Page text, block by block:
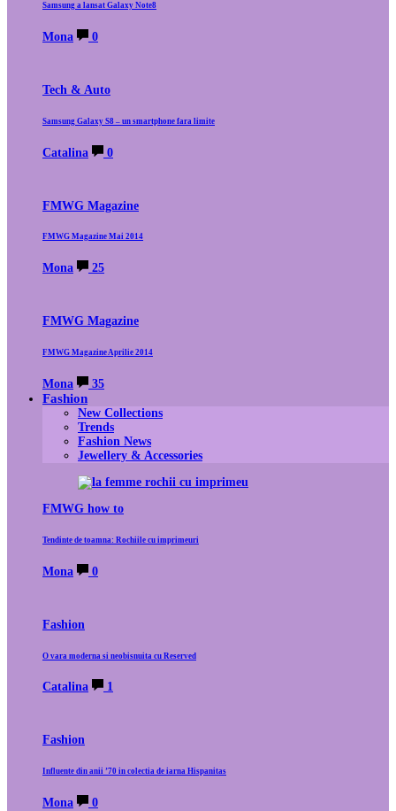
Samsung a lansat Galaxy Note8
Mona 0
Tech & Auto
Samsung Galaxy S8 – un smartphone fara limite
Catalina 0
FMWG Magazine
FMWG Magazine Mai 2014
Mona 25
FMWG Magazine
FMWG Magazine Aprilie 2014
Mona 35
Fashion
New Collections
Trends
Fashion News
Jewellery & Accessories
FMWG how to
Tendinte de toamna: Rochiile cu imprimeuri
Mona 0
Fashion
O vara moderna si neobisnuita cu Reserved
Catalina 1
Fashion
Influente din anii ’70 in colectia de iarna Hispanitas
Mona 0